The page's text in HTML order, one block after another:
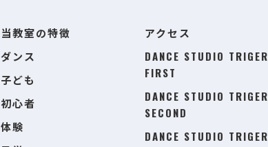
当教室の特徴
ダンス
子ども
初心者
体験
アクセス
DANCE STUDIO TRIGER
FIRST
DANCE STUDIO TRIGER
SECOND
DANCE STUDIO TRIGER